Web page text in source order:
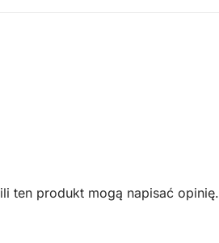
ten produkt mogą napisać opinię.